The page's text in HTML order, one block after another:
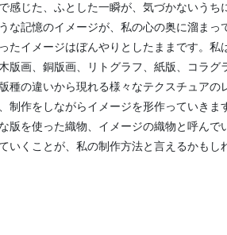
感じた、ふとした一瞬が、気づかないう
な記憶のイメージが、私の心の奥に溜ま
たイメージはぼんやりとしたままです。
版画、銅版画、リトグラフ、紙版、コラ
種の違いから現れる様々なテクスチュア
制作をしながらイメージを形作っていきま
版を使った織物、イメージの織物と呼ん
いくことが、私の制作方法と言えるかもし